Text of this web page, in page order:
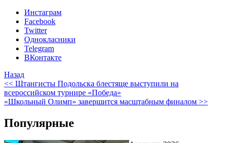
Инстаграм
Facebook
Twitter
Однокласники
Telegram
ВКонтакте
Назад
<< Штангисты Подольска блестяще выступили на
всероссийском турнире «Победа»
«Школьный Олимп» завершится масштабным финалом >>
Популярные